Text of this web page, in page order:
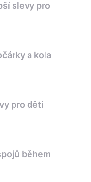
slevy pro
a kola
pro děti
během